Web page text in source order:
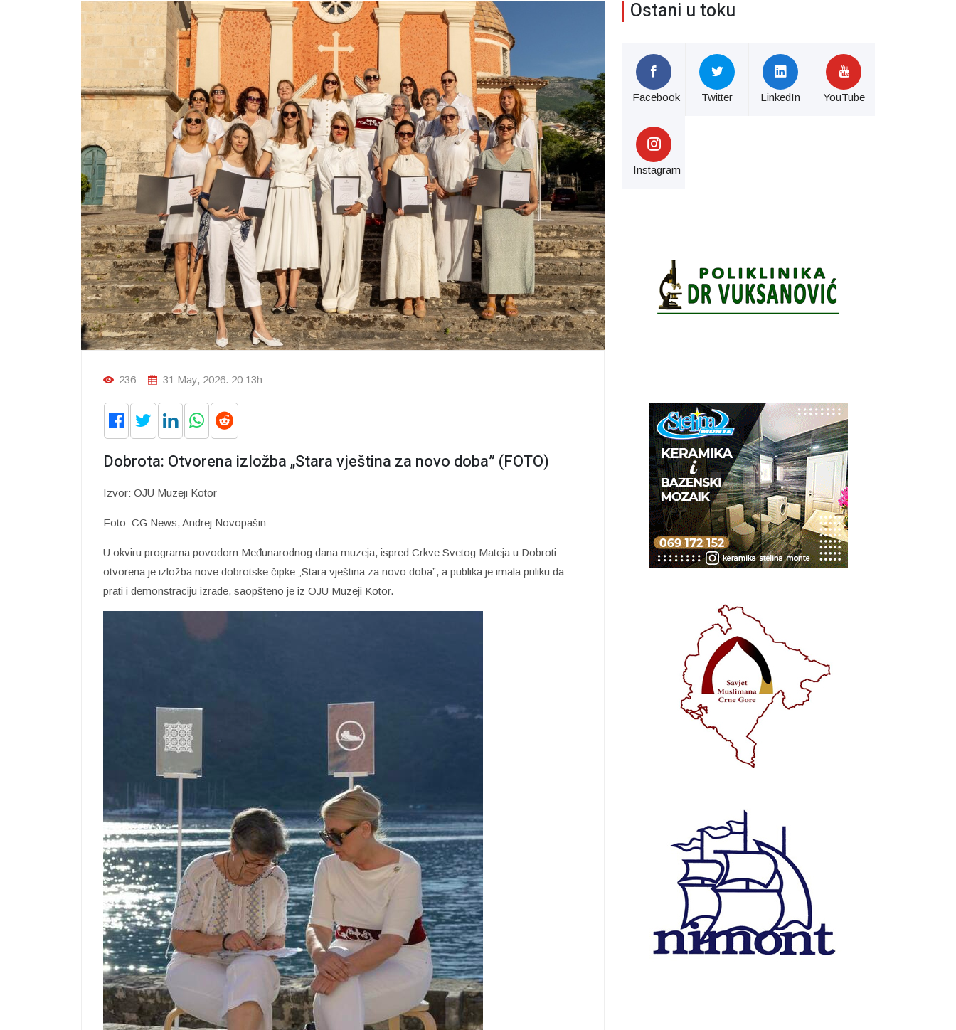
236 31 May, 2026. 20:13h
Dobrota: Otvorena izložba „Stara vještina za novo doba” (FOTO)
Izvor: OJU Muzeji Kotor
Foto: CG News, Andrej Novopašin
U okviru programa povodom Međunarodnog dana muzeja, ispred Crkve Svetog Mateja u Dobroti
otvorena je izložba nove dobrotske čipke „Stara vještina za novo doba”, a publika je imala priliku da
prati i demonstraciju izrade, saopšteno je iz OJU Muzeji Kotor.
Ostani u toku
Facebook Twitter LinkedIn YouTube
Instagram